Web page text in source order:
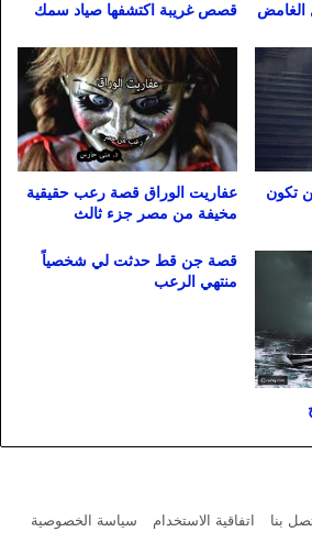
قصص غريبة اكتشفها صياد سمك
تكون
عفاريت الوراق قصة رعب حقيقية
مخيفة من مصر جزء ثالث
قصة جن قط حدثت لي شخصياً
منتهي الرعب
بنا اتفاقية الاستخدام سياسة الخصوصية